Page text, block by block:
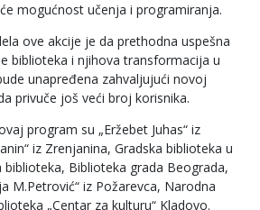
mogućnost učenja i programiranja.
ove akcije je da prethodna uspešna
biblioteka i njihova transformacija u
unapređena zahvaljujući novoj
privuče još veći broj korisnika.
program su „Eržebet Juhas“ iz
iz Zrenjanina, Gradska biblioteka u
biblioteka, Biblioteka grada Beograda,
M.Petrović“ iz Požarevca, Narodna
„Centar za kulturu“ Kladovo.